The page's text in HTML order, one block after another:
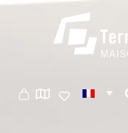
Panneau de gestion des cookies